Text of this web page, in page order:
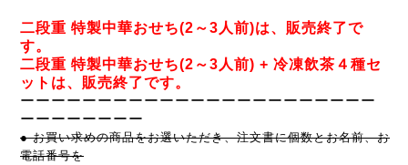
二段重 特製中華おせち(2～3人前)は、 販売終了で
す。
二段重 特製中華おせち(2～3人前) + 冷凍飲茶４種セ
ットは、販売終了です。
ーーーーーーーーーーーーーーーーーーーーーーー
ーーーーーーーー
● お買い求めの商品をお選いただき、注文書に個数とお名前、お
電話番号を